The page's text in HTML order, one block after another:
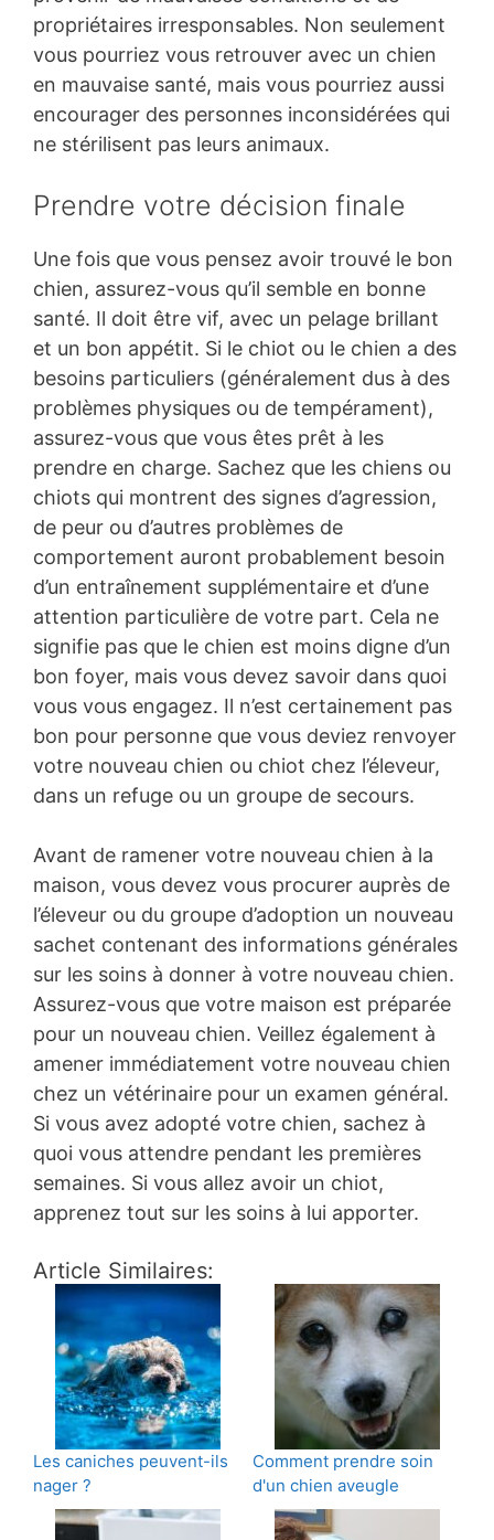
propriétaires irresponsables. Non seulement
vous pourriez vous retrouver avec un chien
en mauvaise santé, mais vous pourriez aussi
encourager des personnes inconsidérées qui
ne stérilisent pas leurs animaux.
Prendre votre décision finale
Une fois que vous pensez avoir trouvé le bon
chien, assurez-vous qu’il semble en bonne
santé. Il doit être vif, avec un pelage brillant
et un bon appétit. Si le chiot ou le chien a des
besoins particuliers (généralement dus à des
problèmes physiques ou de tempérament),
assurez-vous que vous êtes prêt à les
prendre en charge. Sachez que les chiens ou
chiots qui montrent des signes d’agression,
de peur ou d’autres problèmes de
comportement auront probablement besoin
d’un entraînement supplémentaire et d’une
attention particulière de votre part. Cela ne
signifie pas que le chien est moins digne d’un
bon foyer, mais vous devez savoir dans quoi
vous vous engagez. Il n’est certainement pas
bon pour personne que vous deviez renvoyer
votre nouveau chien ou chiot chez l’éleveur,
dans un refuge ou un groupe de secours.
Avant de ramener votre nouveau chien à la
maison, vous devez vous procurer auprès de
l’éleveur ou du groupe d’adoption un nouveau
sachet contenant des informations générales
sur les soins à donner à votre nouveau chien.
Assurez-vous que votre maison est préparée
pour un nouveau chien. Veillez également à
amener immédiatement votre nouveau chien
chez un vétérinaire pour un examen général.
Si vous avez adopté votre chien, sachez à
quoi vous attendre pendant les premières
semaines. Si vous allez avoir un chiot,
apprenez tout sur les soins à lui apporter.
Article Similaires:
Les caniches peuvent-ils
nager ?
Comment prendre soin
d'un chien aveugle